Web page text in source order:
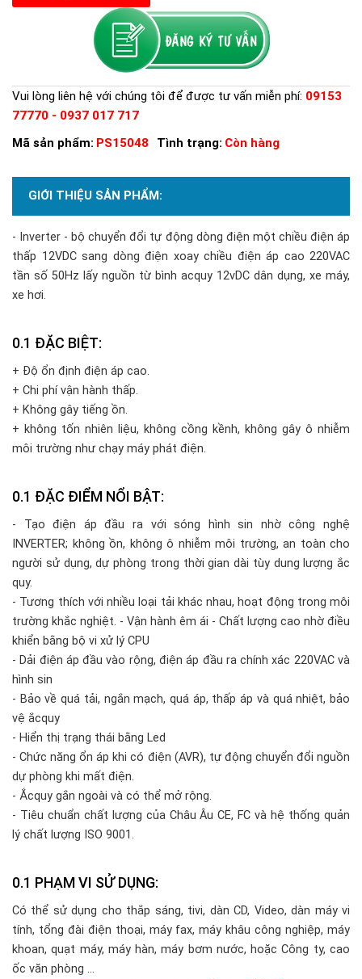
Vui lòng liên hệ với chúng tôi để được tư vấn miễn phí: 09153
77770 - 0937 017 717
Mã sản phẩm: PS15048 Tình trạng: Còn hàng
GIỚI THIỆU SẢN PHẨM:
- Inverter - bộ chuyển đổi tự động dòng điện một chiều điện áp
thấp 12VDC sang dòng điện xoay chiều điện áp cao 220VAC
tần số 50Hz lấy nguồn từ bình acquy 12vDC dân dụng, xe máy,
xe hơi.
ĐẶC BIỆT:
+ Độ ổn định điện áp cao.
+ Chi phí vận hành thấp.
+ Không gây tiếng ồn.
+ không tốn nhiên liệu, không cồng kềnh, không gây ô nhiễm
môi trường như chạy máy phát điện.
ĐẶC ĐIỂM NỔI BẬT:
- Tạo điện áp đầu ra với sóng hình sin nhờ công nghệ
INVERTER; không ồn, không ô nhiễm môi trường, an toàn cho
người sử dụng, dự phòng trong thời gian dài tùy dung lượng ắc
quy.
- Tương thích với nhiều loại tải khác nhau, hoạt động trong môi
trường khắc nghiệt. - Vận hành êm ái - Chất lượng cao nhờ điều
khiển bằng bộ vi xử lý CPU
- Dải điện áp đầu vào rộng, điện áp đầu ra chính xác 220VAC và
hình sin
- Bảo về quá tải, ngắn mạch, quá áp, thấp áp và quá nhiệt, bảo
vệ ắcquy
- Hiển thị trạng thái bằng Led
- Chức năng ổn áp khi có điện (AVR), tự động chuyển đổi nguồn
dự phòng khi mất điện.
- Ắcquy gắn ngoài và có thể mở rộng.
- Tiêu chuẩn chất lượng của Châu Âu CE, FC và hệ thống quản
lý chất lượng ISO 9001.
PHẠM VI SỬ DỤNG:
Có thể sử dụng cho thắp sáng, tivi, dàn CD, Video, dàn máy vi
tính, tổng đài điện thoại, máy fax, máy khâu công nghiệp, máy
khoan, quạt máy, máy hàn, máy bơm nước, hoặc Công ty, cao
ốc văn phòng …